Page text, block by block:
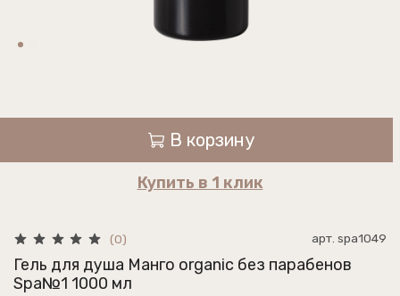
В корзину
Купить в 1 клик
(0) арт. spa1049
Гель для душа Манго organic без парабенов
Spa№1 1000 мл